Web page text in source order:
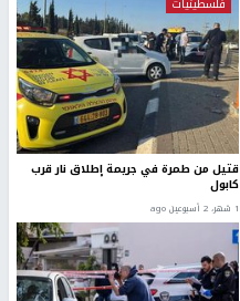
فلسطينيات
قتيل من طمرة في جريمة إطلاق نار قرب
كابول
1 شهر، 2 أسبوعين ago